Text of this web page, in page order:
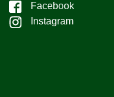
Facebook
Instagram